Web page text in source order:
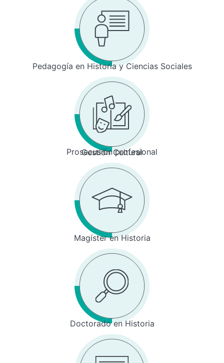
Pedagogía en Historia y Ciencias Sociales
Prosecusión profesional
Gestión Cultural
Magíster en Historia
Doctorado en Historia